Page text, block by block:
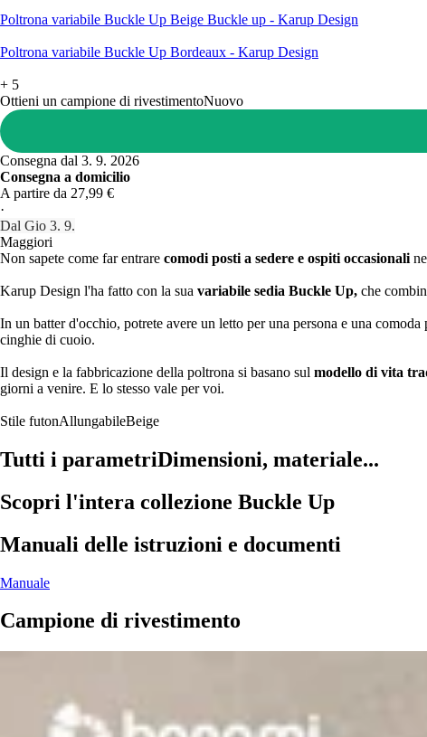
Poltrona variabile Buckle Up Beige Buckle up - Karup Design
Poltrona variabile Buckle Up Bordeaux - Karup Design
+ 5
Ottieni un campione di rivestimentoNuovo
Consegna dal 3. 9. 2026
Consegna a domicilio
A partire da 27,99 €
·
Dal Gio 3. 9.
Maggiori
Non sapete come far entrare comodi posti a sedere e ospiti occasionali
Karup Design l'ha fatto con la sua variabile sedia Buckle Up, che
In un batter d'occhio, potrete avere un letto per una persona e una
cinghie di cuoio.
Il design e la fabbricazione della poltrona si basano sul modello di vita
giorni a venire. E lo stesso vale per voi.
Stile futonAllungabileBeige
Tutti i parametriDimensioni, materiale...
Scopri l'intera collezione Buckle Up
Manuali delle istruzioni e documenti
Manuale
Campione di rivestimento